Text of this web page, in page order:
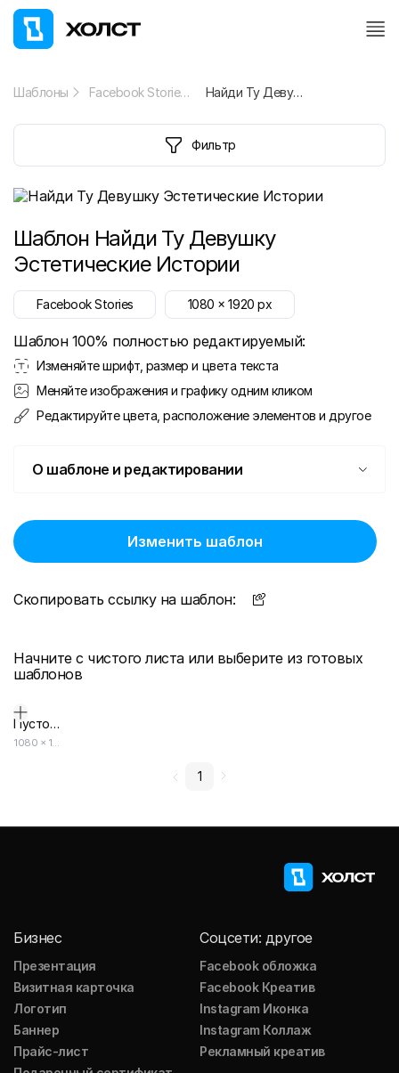
Шаблоны Facebook Stories Найди Ту Девушку Эстетические Истории
Фильтр
Шаблон Найди Ту Девушку
Эстетические Истории
Facebook Stories 1080 x1920 px
Шаблон 100% полностью редактируемый:
Изменяйте шрифт, размер и цвета текста
Меняйте изображения и графику одним кликом
Редактируйте цвета, расположение элементов и другое
О шаблоне и редактировании
Изменить шаблон
Скопировать ссылку на шаблон:
Начните с чистого листа или выберите из готовых
шаблонов
Пустой дизайн-макет
1080 × 1920
1
Бизнес
Презентация
Визитная карточка
Логотип
Баннер
Прайс-лист
Соцсети: другое
Facebook обложка
Facebook Креатив
Instagram Иконка
Instagram Коллаж
Рекламный креатив